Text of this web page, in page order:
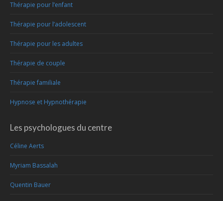
Thérapie pour l’enfant
Thérapie pour l’adolescent
Thérapie pour les adultes
Thérapie de couple
Thérapie familiale
Hypnose et Hypnothérapie
Les psychologues du centre
Céline Aerts
Myriam Bassalah
Quentin Bauer